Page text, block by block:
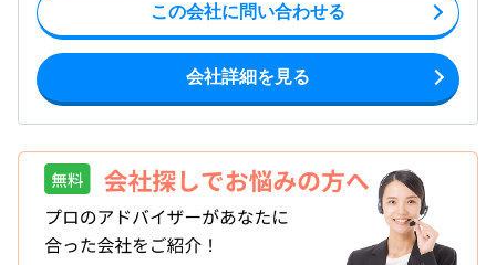
この会社に問い合わせる
会社詳細を見る